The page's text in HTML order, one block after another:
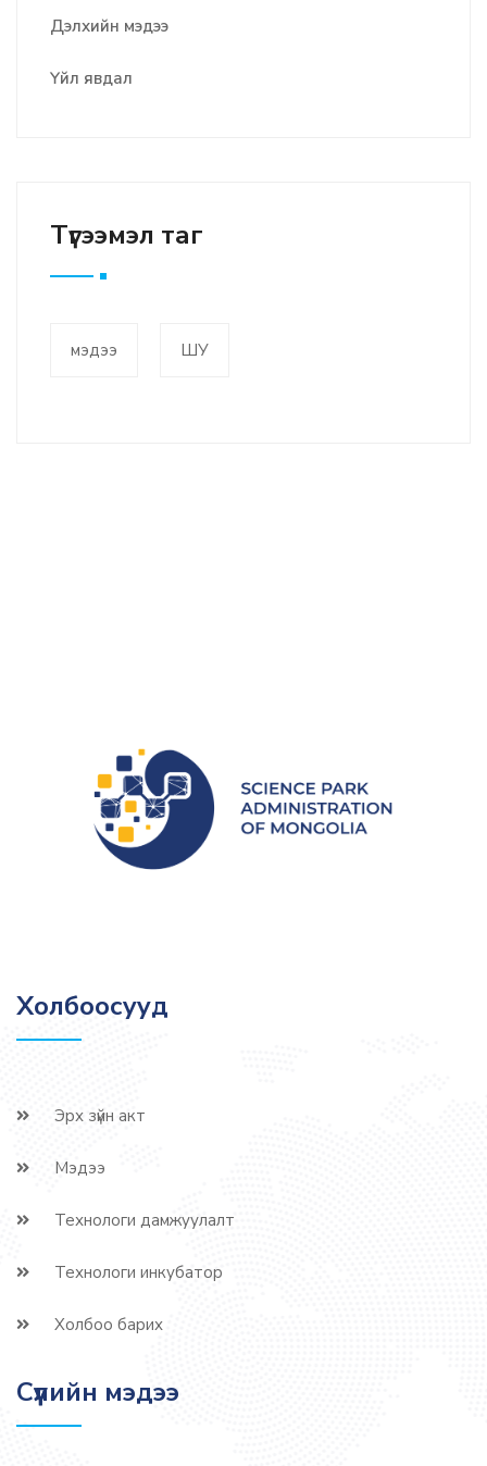
Дэлхийн мэдээ
Үйл явдал
Түгээмэл таг
мэдээ ШУ
Холбоосууд
Эрх зүйн акт
Мэдээ
Технологи дамжуулалт
Технологи инкубатор
Холбоо барих
Сүүлийн мэдээ